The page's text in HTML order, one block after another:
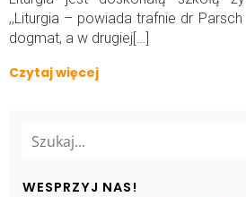
,,Liturgia – powiada trafnie dr
dogmat, a w drugiej[…]
Czytaj więcej
WESPRZYJ NAS!